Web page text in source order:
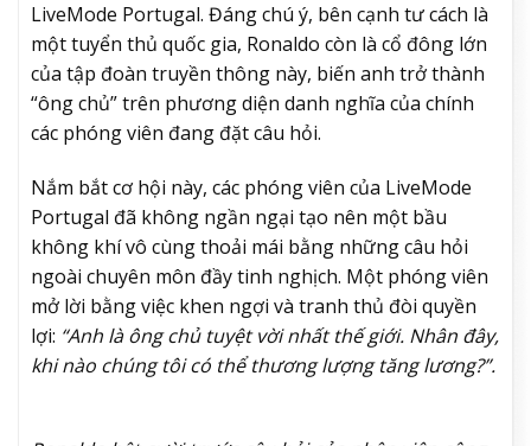
LiveMode Portugal. Đáng chú ý, bên cạnh tư cách là
một tuyển thủ quốc gia, Ronaldo còn là cổ đông lớn
của tập đoàn truyền thông này, biến anh trở thành
“ông chủ” trên phương diện danh nghĩa của chính
các phóng viên đang đặt câu hỏi.
Nắm bắt cơ hội này, các phóng viên của LiveMode
Portugal đã không ngần ngại tạo nên một bầu
không khí vô cùng thoải mái bằng những câu hỏi
ngoài chuyên môn đầy tinh nghịch. Một phóng viên
mở lời bằng việc khen ngợi và tranh thủ đòi quyền
lợi: “Anh là ông chủ tuyệt vời nhất thế giới. Nhân đây,
khi nào chúng tôi có thể thương lượng tăng lương?”.